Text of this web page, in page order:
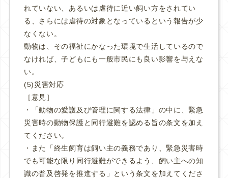
れていない、あるいは虐待に近い飼い方をされてい
る、さらには虐待の対象となっているという報告が少
なくない。
動物は、その福祉にかなった環境で生活しているので
なければ、子どもにも一般市民にも良い影響を与えな
い。
(5)災害対応
［意見］
・「動物の愛護及び管理に関する法律」の中に、緊急
災害時の動物保護と同行避難を認める旨の条文を加え
てください。
・また「終生飼育は飼い主の義務であり、緊急災害時
でも可能な限り同行避難ができるよう、飼い主への知
識の普及啓発を推進する」という条文を加えてくださ